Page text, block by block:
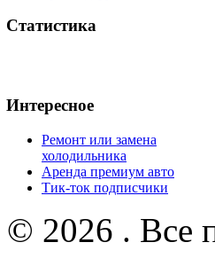
Статистика
Интересное
Ремонт или замена
холодильника
Аренда премиум авто
Тик-ток подписчики
© 2026 . Все